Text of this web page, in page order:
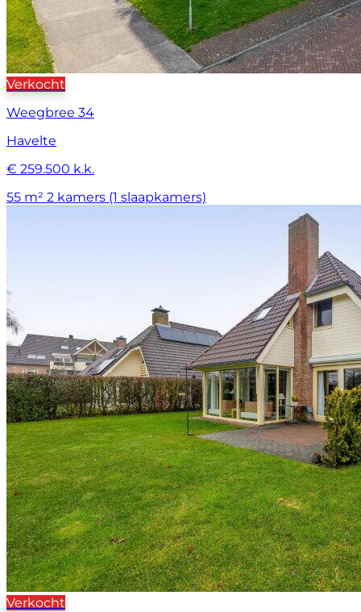
Verkocht
Weegbree 34
Havelte
€ 259.500 k.k.
55 m² 2 kamers (1 slaapkamers)
Verkocht